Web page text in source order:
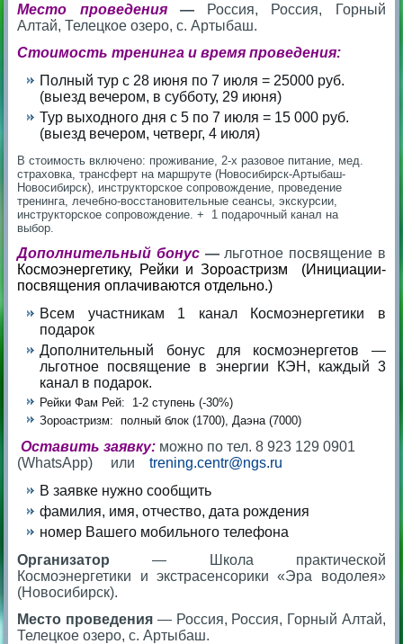
Место проведения—
Россия, Россия, Горный
Алтай, Телецкое озеро, с. Артыбаш.
Стоимость тренинга и время проведения:
Полный тур с 28 июня по 7 июля = 25000 руб.
(выезд вечером, в субботу, 29 июня)
Тур выходного дня с 5 по 7 июля = 15 000 руб.
(выезд вечером, четверг, 4 июля)
В стоимость включено: проживание, 2-х разовое питание, мед.
страховка, трансферт на маршруте (Новосибирск-Артыбаш-
Новосибирск), инструкторское сопровождение, проведение
тренинга, лечебно-восстановительные сеансы, экскурсии,
инструкторское сопровождение. + 1 подарочный канал на
выбор.
Дополнительный бонус — льготное посвящение в
Космоэнергетику, Рейки и Зороастризм
(Инициации-
посвящения оплачиваются отдельно.)
Всем участникам 1 канал Космоэнергетики в
подарок
Дополнительный бонус для космоэнергетов —
льготное посвящение в энергии КЭН, каждый 3
канал в подарок.
Рейки Фам Рей: 1-2 ступень (-30%)
Зороастризм: полный блок (1700), Даэна (7000)
Оставить заявку: можно по тел. 8 923 129 0901
(WhatsApp) илиtrening.centr@ngs.ru
В заявке нужно сообщить
фамилия, имя, отчество, дата рождения
номер Вашего мобильного телефона
Организатор — Школа практической
Космоэнергетики и экстрасенсорики «Эра водолея»
(Новосибирск).
Место проведения — Россия, Россия, Горный Алтай,
Телецкое озеро, с. Артыбаш.